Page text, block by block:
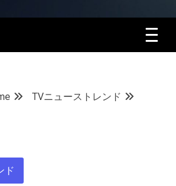
TVニューストレンド
ド